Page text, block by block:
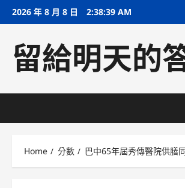
Skip2026 年 8 月 8 日 2:38:40 AM
留給明天的
Home 分數 巴中65年屆秀傳醫院供膳